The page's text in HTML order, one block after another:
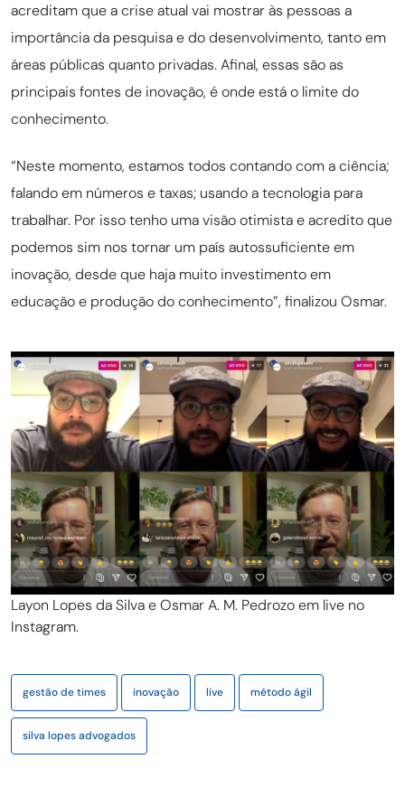
acreditam que a crise atual vai mostrar às pessoas a
importância da pesquisa e do desenvolvimento, tanto em
áreas públicas quanto privadas. Afinal, essas são as
principais fontes de inovação, é onde está o limite do
conhecimento.
“Neste momento, estamos todos contando com a ciência;
falando em números e taxas; usando a tecnologia para
trabalhar. Por isso tenho uma visão otimista e acredito que
podemos sim nos tornar um país autossuficiente em
inovação, desde que haja muito investimento em
educação e produção do conhecimento”, finalizou Osmar.
Layon Lopes da Silva e Osmar A. M. Pedrozo em live no
Instagram.
gestão de times inovação live método ágil
silva lopes advogados